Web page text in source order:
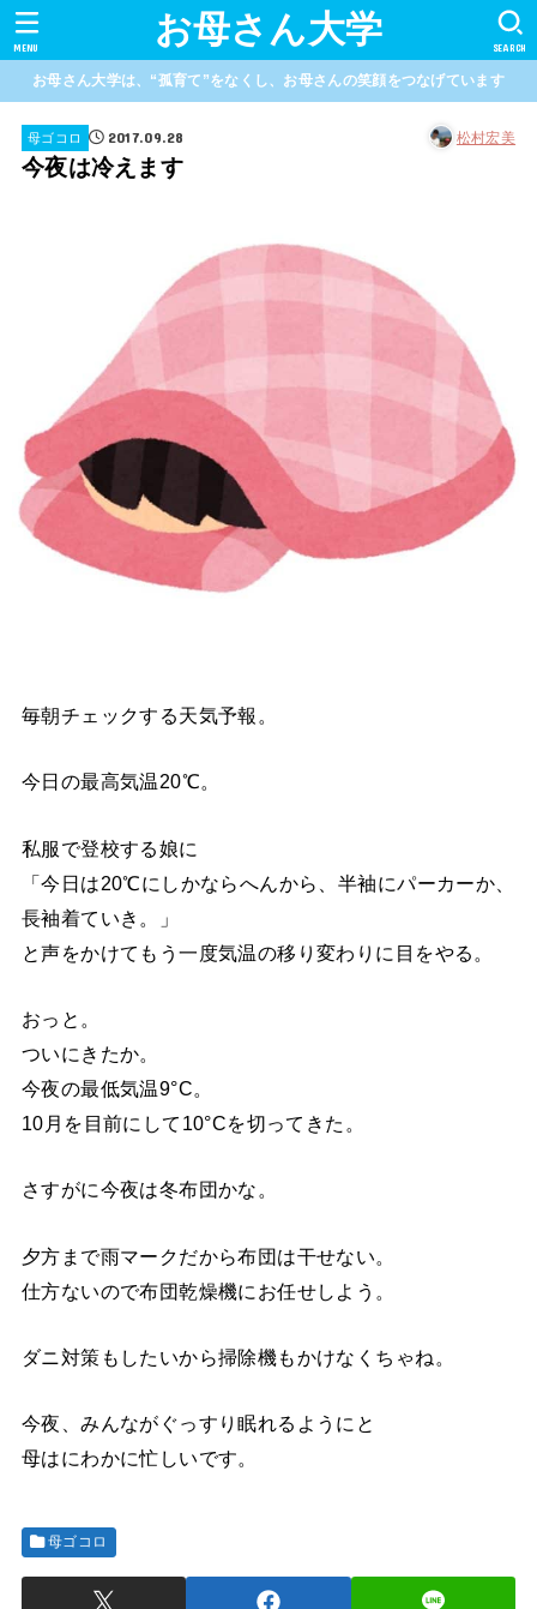
お母さん大学 SEARCH
MENU
お母さん大学は、“孤育て”をなくし、お母さんの笑顔をつなげています
母ゴコロ 2017.09.28 松村宏美
今夜は冷えます
毎朝チェックする天気予報。
今日の最高気温20℃。
私服で登校する娘に
「今日は20℃にしかならへんから、半袖にパーカーか、
長袖着ていき。」
と声をかけてもう一度気温の移り変わりに目をやる。
おっと。
ついにきたか。
今夜の最低気温9°C。
10月を目前にして10°Cを切ってきた。
さすがに今夜は冬布団かな。
夕方まで雨マークだから布団は干せない。
仕方ないので布団乾燥機にお任せしよう。
ダニ対策もしたいから掃除機もかけなくちゃね。
今夜、みんながぐっすり眠れるようにと
母はにわかに忙しいです。
母ゴコロ